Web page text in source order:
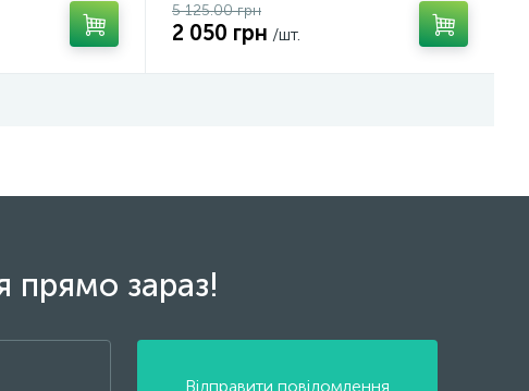
5 125.00 грн
2 050 грн /шт.
прямо зараз!
Відправити повідомлення